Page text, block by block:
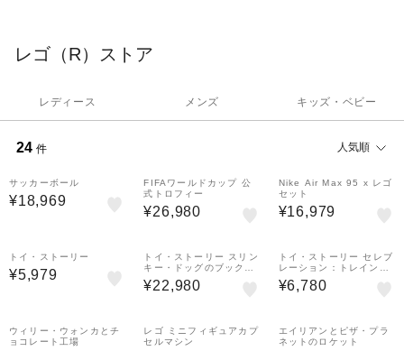
レゴ（R）ストア
レディース メンズ キッズ・ベビー
24 件 人気順
おすすめ
サッカーボール
¥18,969
おすすめ
FIFAワールドカップ 公
式トロフィー
¥26,980
おすすめ
Nike Air Max 95 x レゴ
セット
¥16,979
トイ・ストーリー
¥5,979
トイ・ストーリー スリン
キー・ドッグのブックエ
ンド
¥22,980
トイ・ストーリー セレブ
レーション：トレイン＆
ラジコンカー
¥6,780
ウィリー・ウォンカとチ
ョコレート工場
レゴ ミニフィギュアカプ
セルマシン
エイリアンとピザ・プラ
ネットのロケット